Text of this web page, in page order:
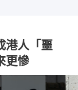
港人「噩
更慘